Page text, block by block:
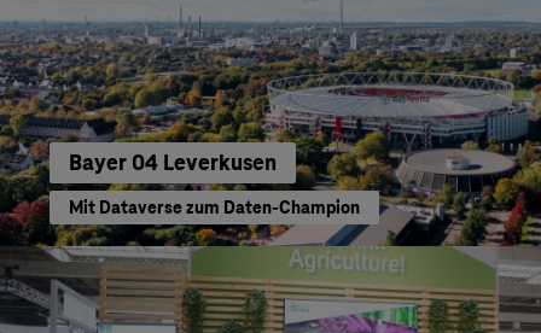
Bayer 04 Leverkusen
Mit Dataverse zum Daten-Champion